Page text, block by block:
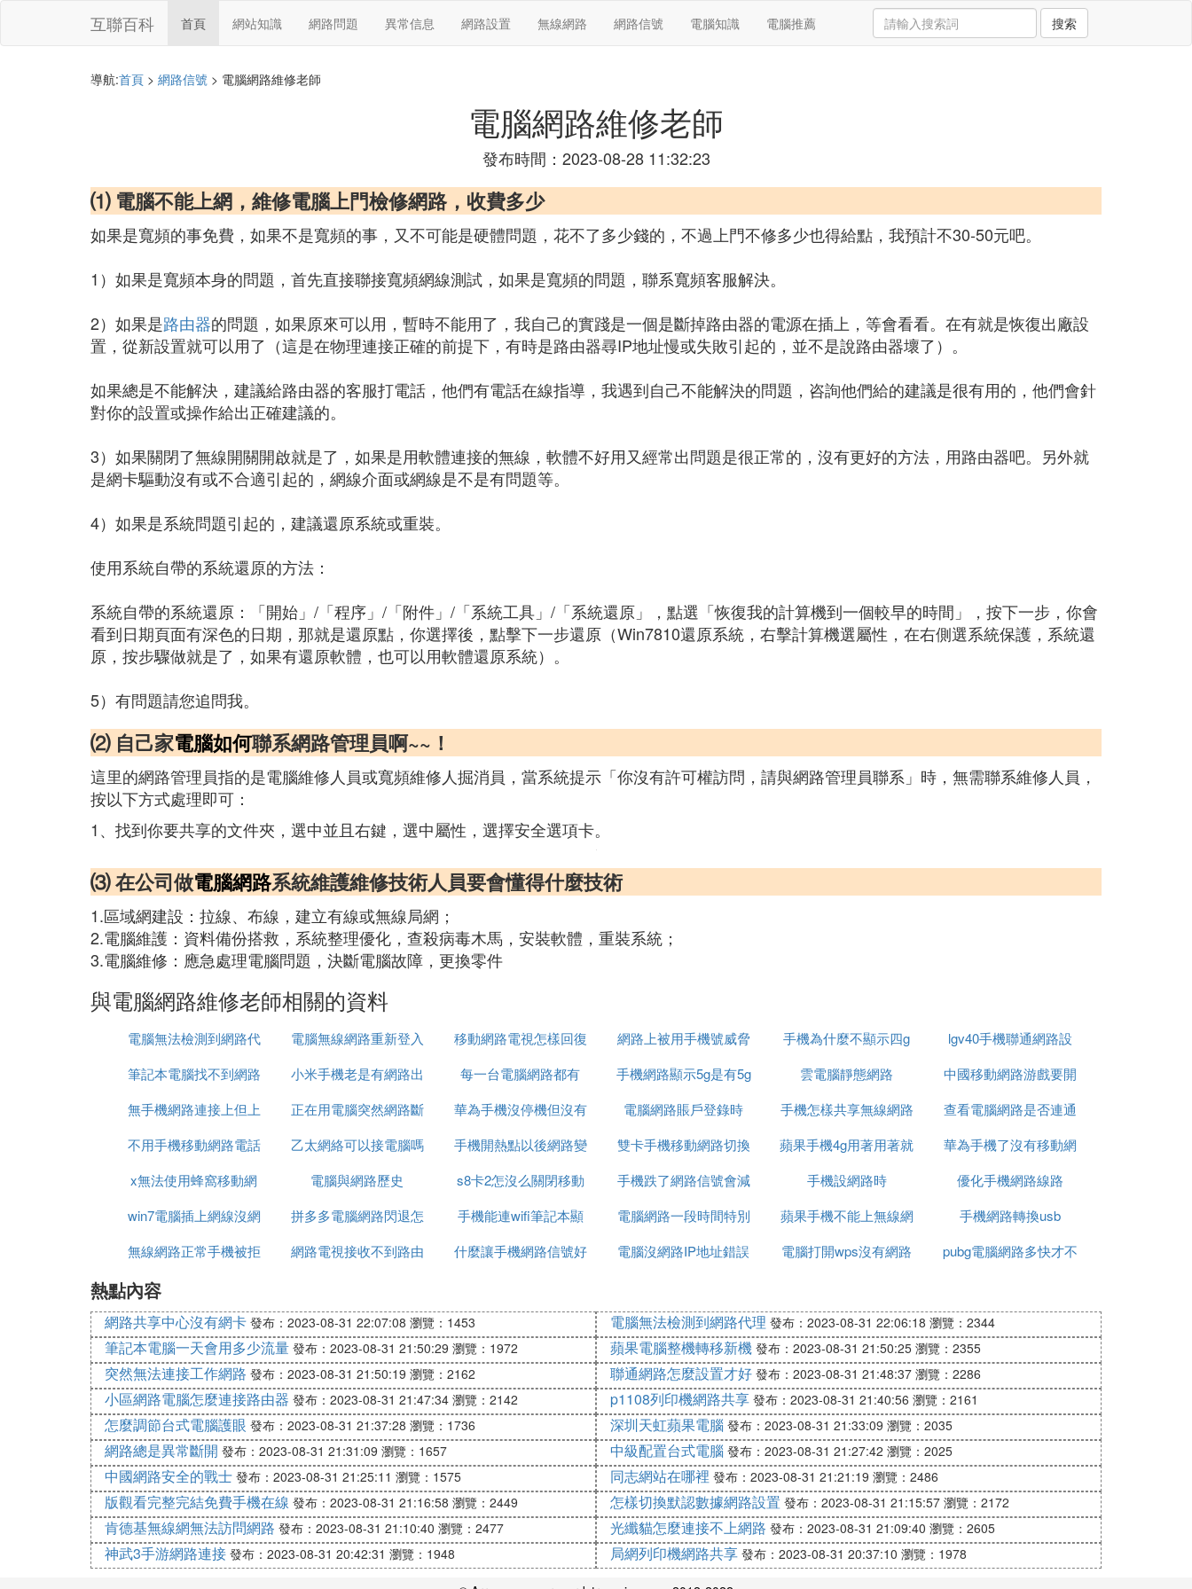
互聯百科 首頁 網站知識 網路問題 異常信息 網路設置 無線網路 網路信號 電腦知識 電腦推薦 搜索
導航:首頁 > 網路信號 > 電腦網路維修老師
電腦網路維修老師
發布時間：2023-08-28 11:32:23
⑴ 電腦不能上網，維修電腦上門檢修網路，收費多少
如果是寬頻的事免費，如果不是寬頻的事，又不可能是硬體問題，花不了多少錢的，不過上門不修多少也得給點，我預計不30-50元吧。
1）如果是寬頻本身的問題，首先直接聯接寬頻網線測試，如果是寬頻的問題，聯系寬頻客服解決。
2）如果是路由器的問題，如果原來可以用，暫時不能用了，我自己的實踐是一個是斷掉路由器的電源在插上，等會看看。在有就是恢復出廠設
置，從新設置就可以用了（這是在物理連接正確的前提下，有時是路由器尋IP地址慢或失敗引起的，並不是說路由器壞了）。
如果總是不能解決，建議給路由器的客服打電話，他們有電話在線指導，我遇到自己不能解決的問題，咨詢他們給的建議是很有用的，他們會針
對你的設置或操作給出正確建議的。
3）如果關閉了無線開關開啟就是了，如果是用軟體連接的無線，軟體不好用又經常出問題是很正常的，沒有更好的方法，用路由器吧。另外就
是網卡驅動沒有或不合適引起的，網線介面或網線是不是有問題等。
4）如果是系統問題引起的，建議還原系統或重裝。
使用系統自帶的系統還原的方法：
系統自帶的系統還原：「開始」/「程序」/「附件」/「系統工具」/「系統還原」，點選「恢復我的計算機到一個較早的時間」，按下一步，你會
看到日期頁面有深色的日期，那就是還原點，你選擇後，點擊下一步還原（Win7810還原系統，右擊計算機選屬性，在右側選系統保護，系統還
原，按步驟做就是了，如果有還原軟體，也可以用軟體還原系統）。
5）有問題請您追問我。
⑵ 自己家電腦如何聯系網路管理員啊~~！
這里的網路管理員指的是電腦維修人員或寬頻維修人掘消員，當系統提示「你沒有許可權訪問，請與網路管理員聯系」時，無需聯系維修人員，
按以下方式處理即可：
1、找到你要共享的文件夾，選中並且右鍵，選中屬性，選擇安全選項卡。
⑶ 在公司做電腦網路系統維護維修技術人員要會懂得什麼技術
1.區域網建設：拉線、布線，建立有線或無線局網；
2.電腦維護：資料備份搭救，系統整理優化，查殺病毒木馬，安裝軟體，重裝系統；
3.電腦維修：應急處理電腦問題，決斷電腦故障，更換零件
與電腦網路維修老師相關的資料
電腦無法檢測到網路代
理
電腦無線網路重新登入
移動網路電視怎樣回復
原來模式
網路上被用手機號威脅
怎麼辦
手機為什麼不顯示四g
網路怎麼回事啊
lgv40手機聯通網路設
置
筆記本電腦找不到網路
適配器怎麼辦
小米手機老是有網路出
現問題
每一台電腦網路都有
wifi嗎
手機網路顯示5g是有5g
網嗎
雲電腦靜態網路
中國移動網路游戲要開
加速器
無手機網路連接上但上
不了網
正在用電腦突然網路斷
了
華為手機沒停機但沒有
網路
電腦網路賬戶登錄時
手機怎樣共享無線網路
連接電腦連接不上網
查看電腦網路是否連通
可以用什麼命令
不用手機移動網路電話 乙太網絡可以接電腦嗎
手機開熱點以後網路變
差的原因
雙卡手機移動網路切換
嗎
蘋果手機4g用著用著就
沒網路了
華為手機了沒有移動網
路信號怎麼回事
x無法使用蜂窩移動網
路設置
電腦與網路歷史
s8卡2怎沒么關閉移動
網路
手機跌了網路信號會減
弱嗎
手機設網路時
優化手機網路線路
win7電腦插上網線沒網
路
拼多多電腦網路閃退怎
麼辦
手機能連wifi筆記本顯
示無網路
電腦網路一段時間特別
卡
蘋果手機不能上無線網
路連接電腦連接不上網
手機網路轉換usb
無線網路正常手機被拒
網路電視接收不到路由
什麼讓手機網路信號好 電腦沒網路IP地址錯誤 電腦打開wps沒有網路
pubg電腦網路多快才不
熱點內容
網路共享中心沒有網卡 發布：2023-08-31 22:07:08 瀏覽：1453 電腦無法檢測到網路代理 發布：2023-08-31 22:06:18 瀏覽：2344
筆記本電腦一天會用多少流量 發布：2023-08-31 21:50:29 瀏覽：1972 蘋果電腦整機轉移新機 發布：2023-08-31 21:50:25 瀏覽：2355
突然無法連接工作網路 發布：2023-08-31 21:50:19 瀏覽：2162 聯通網路怎麼設置才好 發布：2023-08-31 21:48:37 瀏覽：2286
小區網路電腦怎麼連接路由器 發布：2023-08-31 21:47:34 瀏覽：2142 p1108列印機網路共享 發布：2023-08-31 21:40:56 瀏覽：2161
怎麼調節台式電腦護眼 發布：2023-08-31 21:37:28 瀏覽：1736 深圳天虹蘋果電腦 發布：2023-08-31 21:33:09 瀏覽：2035
網路總是異常斷開 發布：2023-08-31 21:31:09 瀏覽：1657 中級配置台式電腦 發布：2023-08-31 21:27:42 瀏覽：2025
中國網路安全的戰士 發布：2023-08-31 21:25:11 瀏覽：1575 同志網站在哪裡 發布：2023-08-31 21:21:19 瀏覽：2486
版觀看完整完結免費手機在線 發布：2023-08-31 21:16:58 瀏覽：2449 怎樣切換默認數據網路設置 發布：2023-08-31 21:15:57 瀏覽：2172
肯德基無線網無法訪問網路 發布：2023-08-31 21:10:40 瀏覽：2477 光纖貓怎麼連接不上網路 發布：2023-08-31 21:09:40 瀏覽：2605
神武3手游網路連接 發布：2023-08-31 20:42:31 瀏覽：1948 局網列印機網路共享 發布：2023-08-31 20:37:10 瀏覽：1978